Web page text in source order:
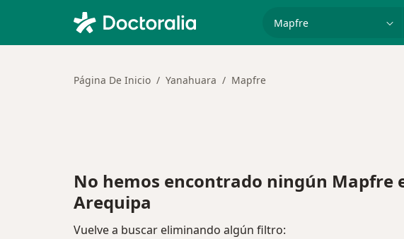
Página De Inicio Yanahuara Mapfre
No hemos encontrado ningún Mapfre
Arequipa
Vuelve a buscar eliminando algún filtro: